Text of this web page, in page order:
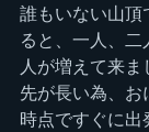
誰もいない山頂
ると、一人、
人が増えて来
先が長い為、お
時点ですぐに出